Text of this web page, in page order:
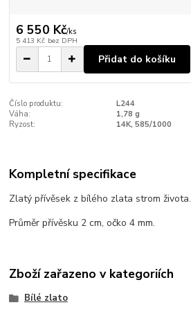
6 550 Kč/ks
5 413 Kč bez DPH
Přidat do košíku
Číslo produktu:
L244
Váha:
1,78 g
Ryzost:
14K, 585/1000
Kompletní specifikace
Zlatý přívěsek z bílého zlata strom života.
Průměr přívěsku 2 cm, očko 4 mm.
Zboží zařazeno v kategoriích
Bílé zlato